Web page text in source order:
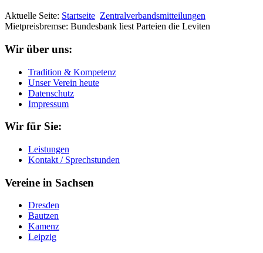
Aktuelle Seite: Startseite Zentralverbandsmitteilungen
Mietpreisbremse: Bundesbank liest Parteien die Leviten
Wir über uns:
Tradition & Kompetenz
Unser Verein heute
Datenschutz
Impressum
Wir für Sie:
Leistungen
Kontakt / Sprechstunden
Vereine in Sachsen
Dresden
Bautzen
Kamenz
Leipzig